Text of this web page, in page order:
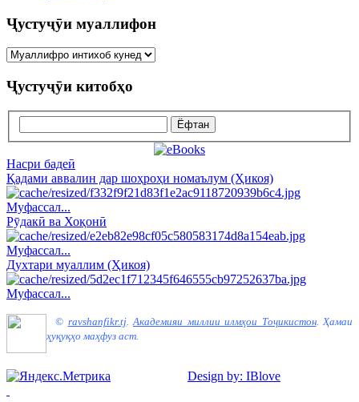
Ҷустуҷӯи муаллифон
Ҷустуҷӯи китобҳо
Насри бадеӣ
Қадами аввалин дар шоҳроҳи номаълум (Ҳикоя)
Муфассал...
Рӯдакӣ ва Хоқонӣ
Муфассал...
Духтари муаллим (Ҳикоя)
Муфассал...
© ravshanfikr.tj.Академияи миллии илмҳои Тоҷикистон.Ҳамаи
ҳуқуқҳо маҳфуз аст.
Design by: IBlove